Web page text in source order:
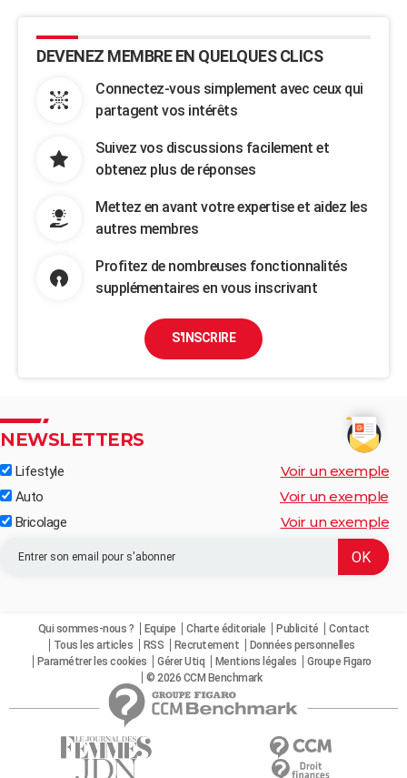
DEVENEZ MEMBRE EN QUELQUES CLICS
Connectez-vous simplement avec ceux qui
partagent vos intérêts
Suivez vos discussions facilement et
obtenez plus de réponses
Mettez en avant votre expertise et aidez les
autres membres
Profitez de nombreuses fonctionnalités
supplémentaires en vous inscrivant
S'INSCRIRE
NEWSLETTERS
Lifestyle Voir un exemple
Auto Voir un exemple
Bricolage Voir un exemple
Qui sommes-nous ? Equipe Charte éditoriale Publicité
Contact
Tous les articles
RSS Recrutement
Données personnelles
Paramétrer les cookies
Gérer Utiq Mentions légales
Groupe Figaro
© 2026 CCM Benchmark